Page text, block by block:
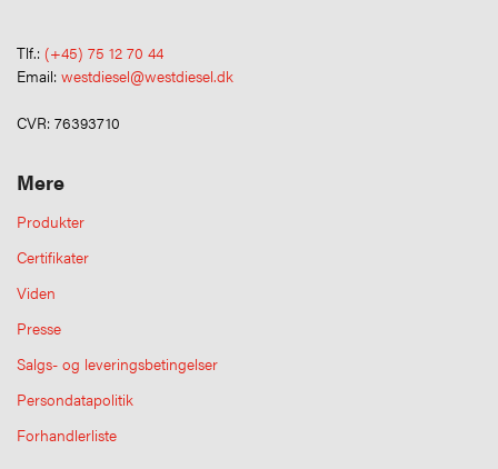
Tlf.: (+45) 75 12 70 44
Email: westdiesel@westdiesel.dk
CVR: 76393710
Mere
Produkter
Certifikater
Viden
Presse
Salgs- og leveringsbetingelser
Persondatapolitik
Forhandlerliste